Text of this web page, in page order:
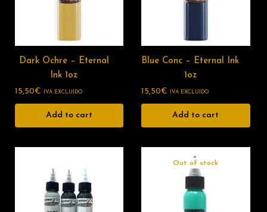
Dark Ochre – Eternal
Ink 1oz
15,50€ IVA EXCLUIDO
Add to cart
Blue Conc – Eternal Ink
1oz
15,50€ IVA EXCLUIDO
Add to cart
Out of stock